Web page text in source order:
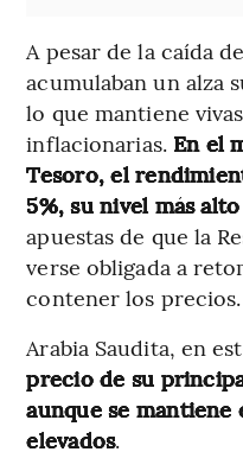
A pesar de la caída
acumulaban un alza
lo que mantiene
inflacionarias. En el
Tesoro, el
5%, su nivel más
apuestas de que la
verse obligada a
contener los precios.
Arabia Saudita, en
precio de su
aunque se
elevados.